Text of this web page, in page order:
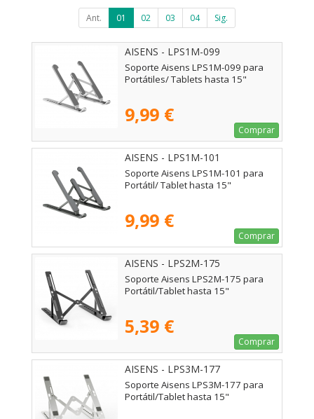
Ant. 01 02 03 04 Sig.
AISENS - LPS1M-099
Soporte Aisens LPS1M-099 para
Portátiles/ Tablets hasta 15"
9,99 €
Comprar
AISENS - LPS1M-101
Soporte Aisens LPS1M-101 para
Portátil/ Tablet hasta 15"
9,99 €
Comprar
AISENS - LPS2M-175
Soporte Aisens LPS2M-175 para
Portátil/Tablet hasta 15"
5,39 €
Comprar
AISENS - LPS3M-177
Soporte Aisens LPS3M-177 para
Portátil/Tablet hasta 15"